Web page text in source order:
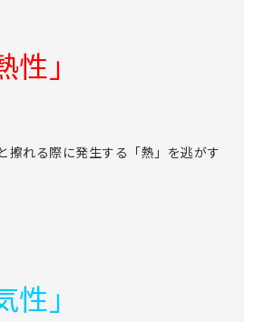
性」
擦れる際に発生する「熱」を逃がす
性」